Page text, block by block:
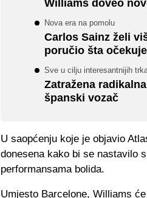
Williams doveo
Nova era na pomolu
Carlos Sainz želi
poručio šta očekuje
Sve u cilju interesantnijih
Zatražena
španski vozač
U saopćenju koje je objavio
donesena kako bi se nastavilo
performansama bolida.
Umjesto Barcelone, Williams